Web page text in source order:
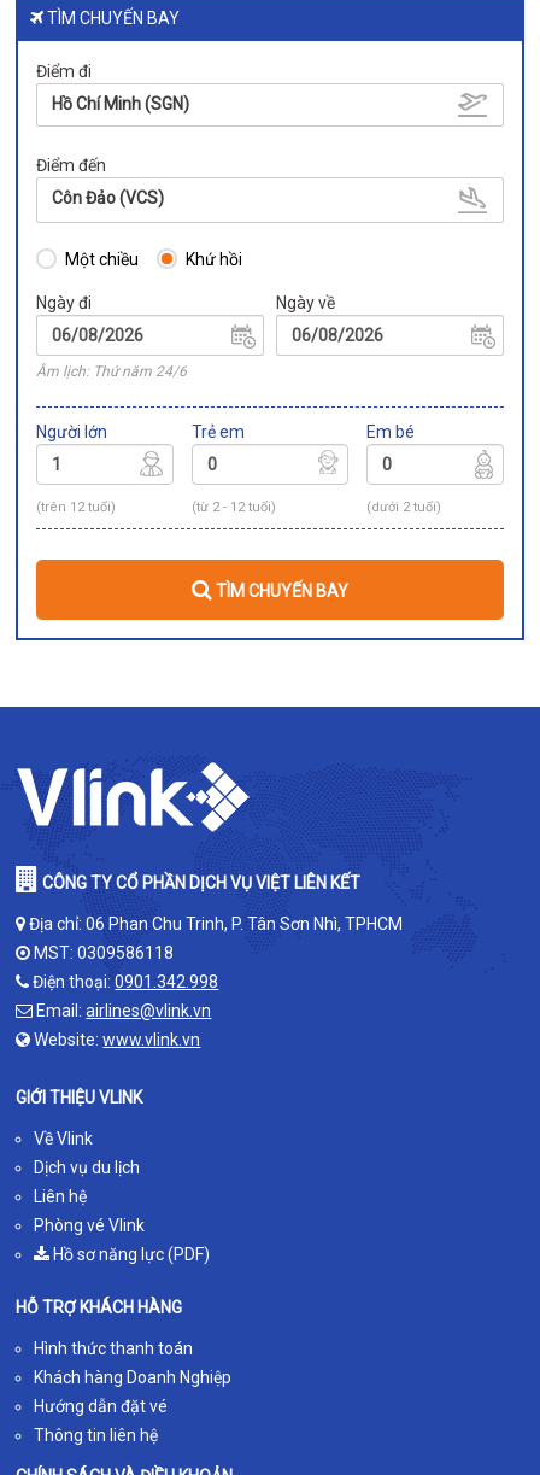
TÌM CHUYẾN BAY
Điểm đi
Hồ Chí Minh (SGN)
Điểm đến
Côn Đảo (VCS)
Một chiều Khứ hồi
Ngày đi
Âm lịch: Thứ năm 24/6
Ngày về
Người lớn
(trên 12 tuổi)
Trẻ em
(từ 2 - 12 tuổi)
Em bé
(dưới 2 tuổi)
TÌM CHUYẾN BAY
CÔNG TY CỔ PHẦN DỊCH VỤ VIỆT LIÊN KẾT
Địa chỉ: 06 Phan Chu Trinh, P. Tân Sơn Nhì, TPHCM
MST: 0309586118
Điện thoại:0901.342.998
Email:airlines@vlink.vn
Website:www.vlink.vn
GIỚI THIỆU VLINK
Về Vlink
Dịch vụ du lịch
Liên hệ
Phòng vé Vlink
Hồ sơ năng lực (PDF)
HỖ TRỢ KHÁCH HÀNG
Hình thức thanh toán
Khách hàng Doanh Nghiệp
Hướng dẫn đặt vé
Thông tin liên hệ